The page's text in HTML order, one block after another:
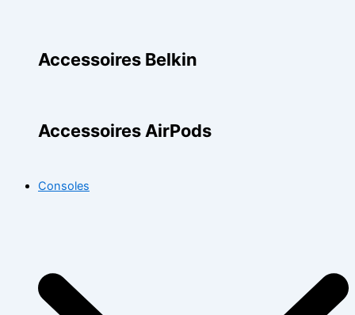
Accessoires Belkin
Accessoires AirPods
Consoles